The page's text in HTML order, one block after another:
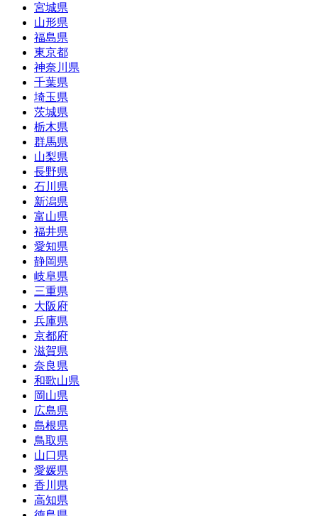
宮城県
山形県
福島県
東京都
神奈川県
千葉県
埼玉県
茨城県
栃木県
群馬県
山梨県
長野県
石川県
新潟県
富山県
福井県
愛知県
静岡県
岐阜県
三重県
大阪府
兵庫県
京都府
滋賀県
奈良県
和歌山県
岡山県
広島県
島根県
鳥取県
山口県
愛媛県
香川県
高知県